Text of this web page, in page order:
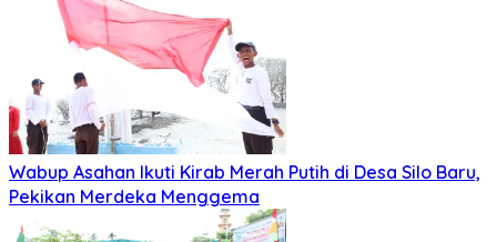
Wabup Asahan Ikuti Kirab Merah Putih di Desa Silo Baru,
Pekikan Merdeka Menggema